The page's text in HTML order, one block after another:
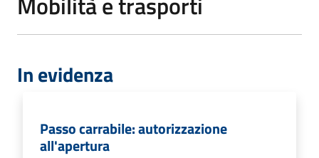
In evidenza
Passo carrabile: autorizzazione
all'apertura